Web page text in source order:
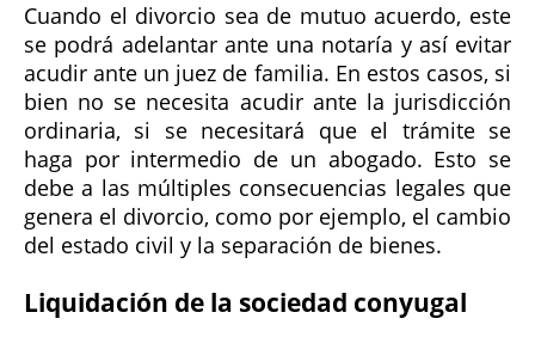
Cuando el divorcio sea de mutuo acuerdo, este
se podrá adelantar ante una notaría y así evitar
acudir ante un juez de familia. En estos casos, si
bien no se necesita acudir ante la jurisdicción
ordinaria, si se necesitará que el trámite se
haga por intermedio de un abogado. Esto se
debe a las múltiples consecuencias legales que
genera el divorcio, como por ejemplo, el cambio
del estado civil y la separación de bienes.
Liquidación de la sociedad conyugal